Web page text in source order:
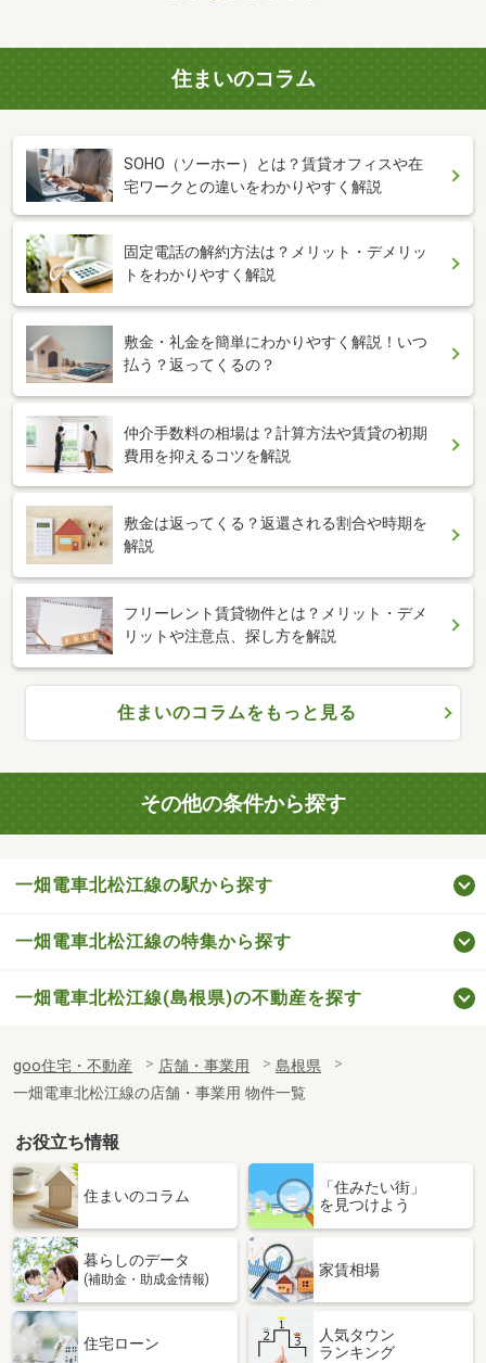
住まいのコラム
SOHO（ソーホー）とは？賃貸オフィスや在
宅ワークとの違いをわかりやすく解説
固定電話の解約方法は？メリット・デメリッ
トをわかりやすく解説
敷金・礼金を簡単にわかりやすく解説！いつ
払う？返ってくるの？
仲介手数料の相場は？計算方法や賃貸の初期
費用を抑えるコツを解説
敷金は返ってくる？返還される割合や時期を
解説
フリーレント賃貸物件とは？メリット・デメ
リットや注意点、探し方を解説
住まいのコラムをもっと見る
その他の条件から探す
一畑電車北松江線の駅から探す
一畑電車北松江線の特集から探す
一畑電車北松江線(島根県)の不動産を探す
goo住宅・不動産 店舗・事業用
島根県
一畑電車北松江線の店舗・事業用 物件一覧
お役立ち情報
住まいのコラム
「住みたい街」
を見つけよう
暮らしのデータ
(補助金・助成金情報)
家賃相場
住宅ローン
人気タウン
ランキング